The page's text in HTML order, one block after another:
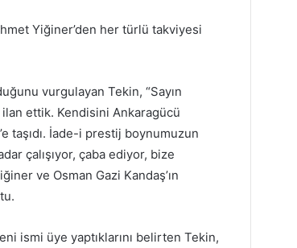
Yiğiner’den her türlü takviyesi
vurgulayan Tekin, “Sayın
ettik. Kendisini Ankaragücü
taşıdı. İade-i prestij boynumuzun
çalışıyor, çaba ediyor, bize
ve Osman Gazi Kandaş’ın
ismi üye yaptıklarını belirten Tekin,